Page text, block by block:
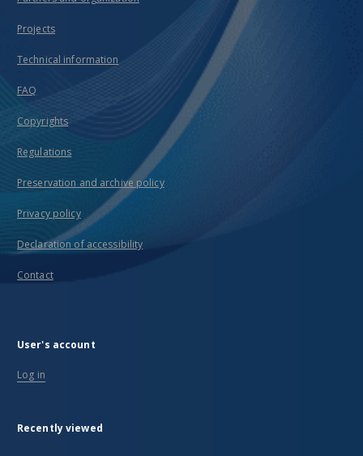
Projects
Technical information
FAQ
Copyrights
Regulations
Preservation and archive policy
Privacy policy
Declaration of accessibility
Contact
User's account
Log in
Recently viewed